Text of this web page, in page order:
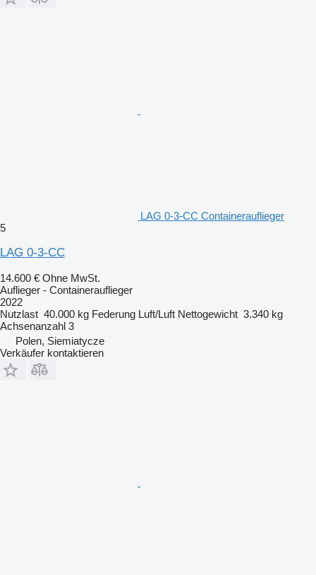
LAG 0-3-CC Containerauflieger
5
LAG 0-3-CC
14.600 € Ohne MwSt.
Auflieger - Containerauflieger
2022
Nutzlast 40.000 kg Federung Luft/Luft Nettogewicht 3.340 kg
Achsenanzahl 3
Polen, Siemiatycze
Verkäufer kontaktieren